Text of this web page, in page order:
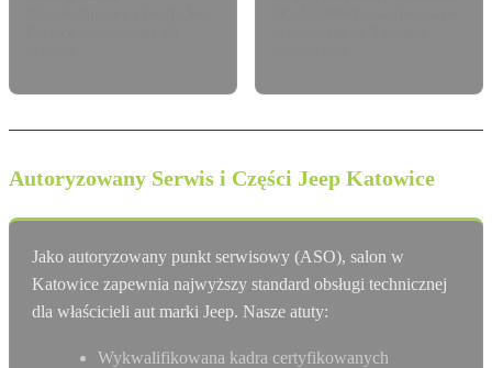
Autoryzowany Serwis i Części Jeep Katowice
Jako autoryzowany punkt serwisowy (ASO), salon w
Katowice zapewnia najwyższy standard obsługi technicznej
dla właścicieli aut marki Jeep. Nasze atuty:
Wykwalifikowana kadra certyfikowanych